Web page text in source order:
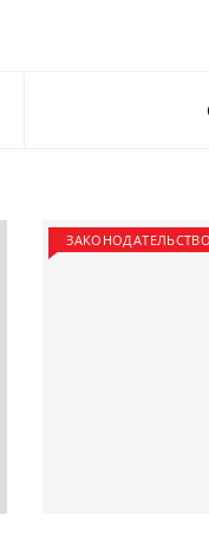
ЗАКОНОДАТЕЛЬСТВО